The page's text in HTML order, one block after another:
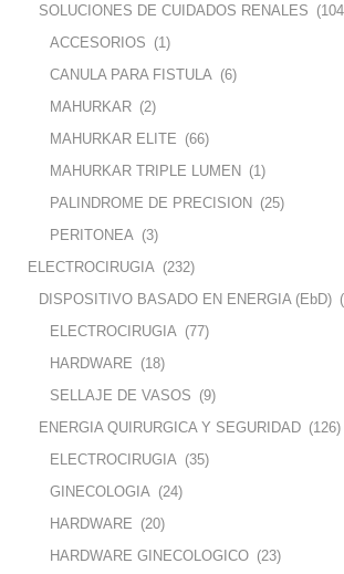
SOLUCIONES DE CUIDADOS RENALES
ACCESORIOS (1)
CANULA PARA FISTULA (6)
MAHURKAR (2)
MAHURKAR ELITE (66)
MAHURKAR TRIPLE LUMEN (1)
PALINDROME DE PRECISION (25)
PERITONEA (3)
ELECTROCIRUGIA (232)
DISPOSITIVO BASADO EN ENERGIA (EbD)
ELECTROCIRUGIA (77)
HARDWARE (18)
SELLAJE DE VASOS (9)
ENERGIA QUIRURGICA Y SEGURIDAD (126)
ELECTROCIRUGIA (35)
GINECOLOGIA (24)
HARDWARE (20)
HARDWARE GINECOLOGICO (23)